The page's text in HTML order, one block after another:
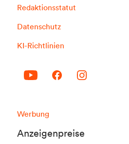
Redaktionsstatut
Datenschutz
KI-Richtlinien
Werbung
Anzeigenpreise